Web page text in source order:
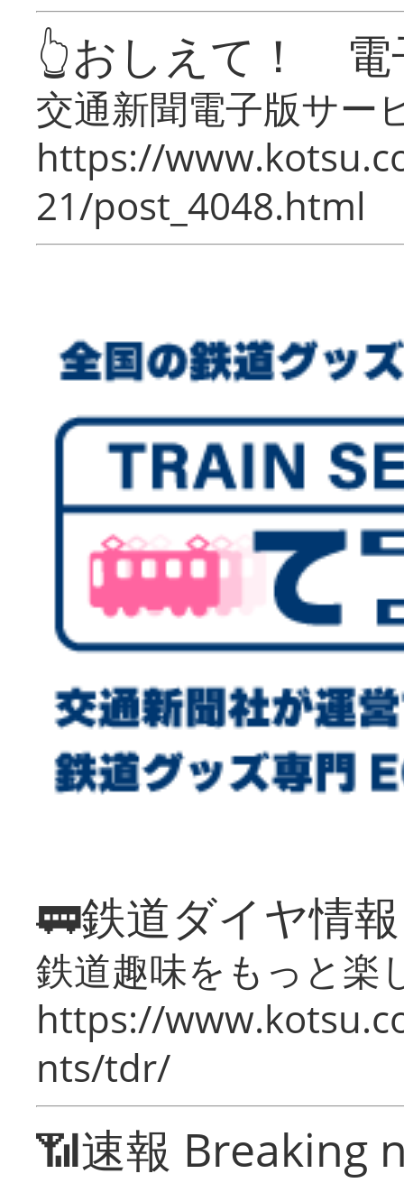
👆おしえて！ 電
交通新聞電子版サー
https://
21/post_4048.html
🚃鉄道ダイヤ情
鉄道趣味をもっと楽
https://
nts/tdr/
📶速報 Breaking